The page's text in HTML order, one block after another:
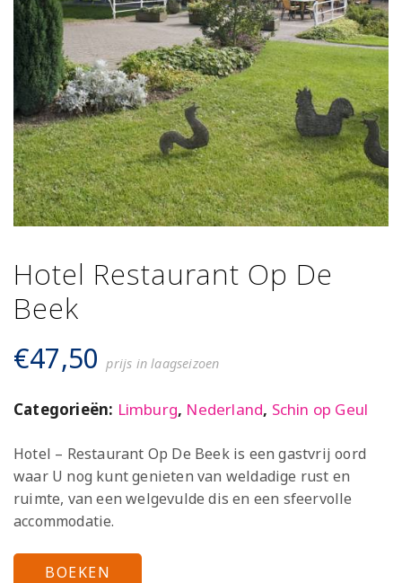
Hotel Restaurant Op De
Beek
€47,50 prijs in laagseizoen
Categorieën: Limburg, Nederland, Schin op Geul
Hotel – Restaurant Op De Beek is een gastvrij oord
waar U nog kunt genieten van weldadige rust en
ruimte, van een welgevulde dis en een sfeervolle
accommodatie.
BOEKEN